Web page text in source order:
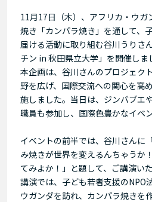
11月17日（木）、アフリカ・ウガ
焼き「カンパラ焼き」を通して、
届ける活動に取り組む谷川うりさ
チン in 秋田県立大学」を開催しま
本企画は、谷川さんのプロジェク
野を広げ、国際交流への関心を高
施しました。当日は、ジンバブエ
職員も参加し、国際色豊かなイベ
イベントの前半では、谷川さん
み焼きが世界を変えるんちゃうか
てみよか！」と題して、ご講演い
講演では、子ども若者支援のNPO
ウガンダを訪れ、カンパラ焼きを